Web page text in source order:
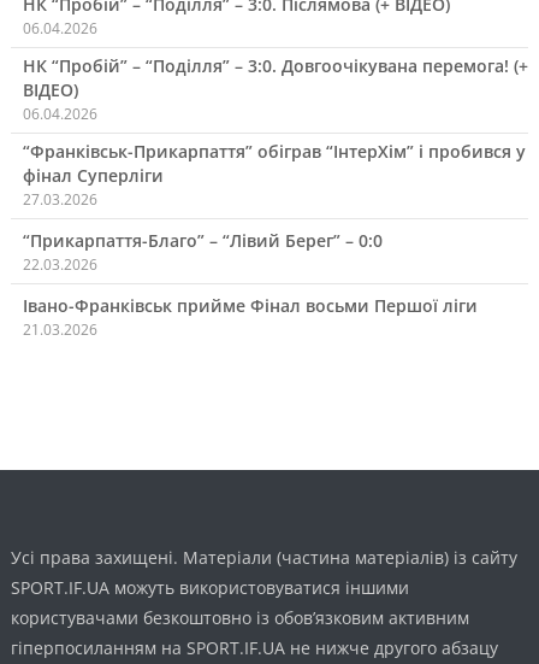
06.04.2026
НК “Пробій” – “Поділля” – 3:0. Довгоочікувана перемога! (+
ВІДЕО)
06.04.2026
“Франківськ-Прикарпаття” обіграв “ІнтерХім” і пробився у
фінал Суперліги
27.03.2026
“Прикарпаття-Благо” – “Лівий Берег” – 0:0
22.03.2026
Івано-Франківськ прийме Фінал восьми Першої ліги
21.03.2026
Усі права захищені. Матеріали (частина матеріалів) із сайту
SPORT.IF.UA можуть використовуватися іншими
користувачами безкоштовно із обов’язковим активним
гіперпосиланням на SPORT.IF.UA не нижче другого абзацу